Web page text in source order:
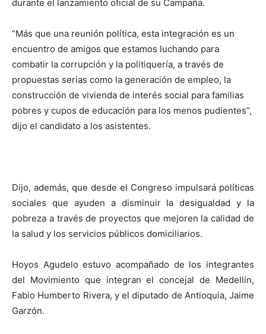
durante el lanzamiento oficial de su Campaña.
“Más que una reunión política, esta integración es un
encuentro de amigos que estamos luchando para
combatir la corrupción y la politiquería, a través de
propuestas serias como la generación de empleo, la
construcción de vivienda de interés social para familias
pobres y cupos de educación para los menos pudientes”,
dijo el candidato a los asistentes.
Dijo, además, que desde el Congreso impulsará políticas
sociales que ayuden a disminuir la desigualdad y la
pobreza a través de proyectos que mejoren la calidad de
la salud y los servicios públicos domiciliarios.
Hoyos Agudelo estuvo acompañado de los integrantes
del Movimiento que integran el concejal de Medellín,
Fabio Humberto Rivera, y el diputado de Antioquia, Jaime
Garzón.